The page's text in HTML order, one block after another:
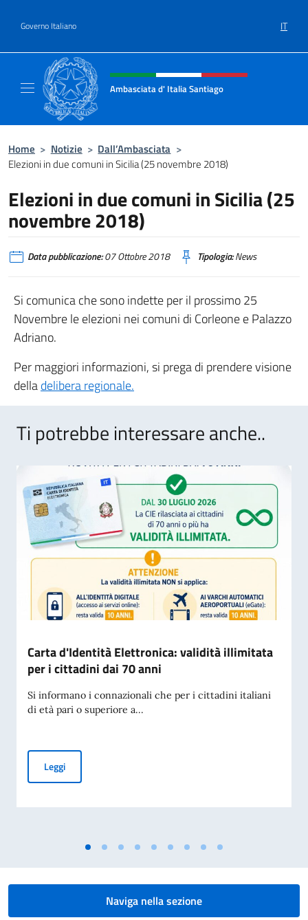
Governo Italiano IT
Intestazione sito, social e menù
Ambasciata d' Italia Santiago
Home > Notizie > Dall’Ambasciata >
Elezioni in due comuni in Sicilia (25 novembre 2018)
Elezioni in due comuni in Sicilia (25
novembre 2018)
Data pubblicazione:07 Ottobre 2018 Tipologia:News
Si comunica che sono indette per il prossimo 25
Novembre le elezioni nei comuni di Corleone e Palazzo
Adriano.
Per maggiori informazioni, si prega di prendere visione
delladelibera regionale.
Ti potrebbe interessare anche..
Carta d'Identità Elettronica: validità illimitata
per i cittadini dai 70 anni
Si informano i connazionali che per i cittadini italiani
di età pari o superiore a...
LeggiCarta d'Identità Elettronica: validità illimitata per i cittadini
Naviga nella sezione